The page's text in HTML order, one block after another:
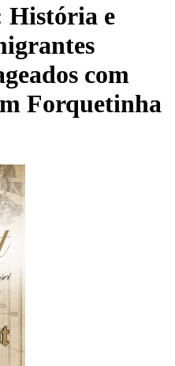
e
com
Forquetinha